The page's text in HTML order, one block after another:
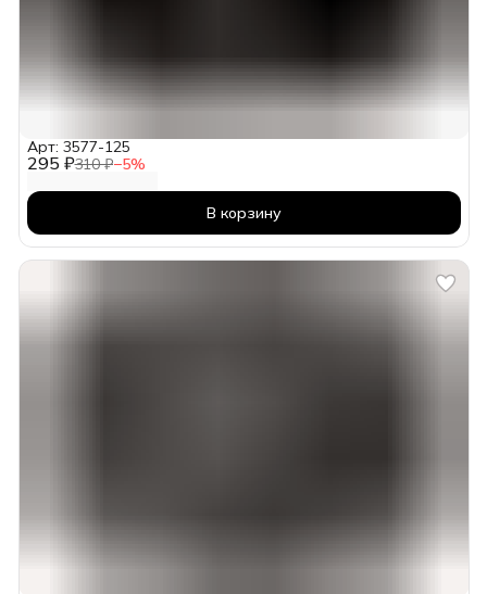
295 ₽310 ₽−5%
Арт: 3577-125
В корзину